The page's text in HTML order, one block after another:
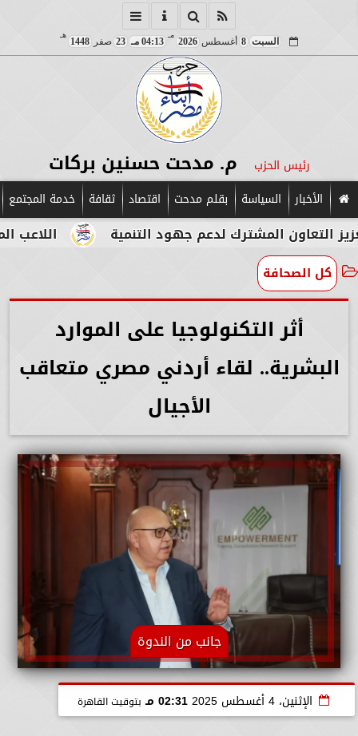
السبت 8 أغسطس 2026
مـ
04:13 مـ 23 صفر 1448
هـ
رئيس الحزب م. مدحت حسنين بركات
الأخبار السياسة بقلم مدحت اقتصاد ثقافة خدمة المجتمع
اللاعب المصري المشترك لدعم جهود التنمية
كل الصحافة
أثر التكنولوجيا على الموارد
البشرية.. لقاء أردني مصري متعاقب
الأجيال
جانب من الندوة
الإثنين، 4 أغسطس 2025 02:31 مـ بتوقيت القاهرة